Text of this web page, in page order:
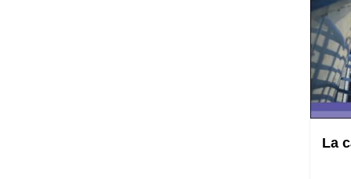
La